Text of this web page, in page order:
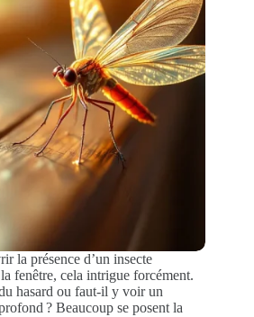
la présence d’un insecte
fenêtre, cela intrigue forcément.
hasard ou faut-il y voir un
? Beaucoup se posent la